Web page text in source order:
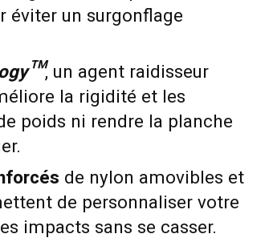
éviter un surgonflage
, un agent raidisseur
la rigidité et les
poids ni rendre la planche
de nylon amovibles et
de personnaliser votre
impacts sans se casser.